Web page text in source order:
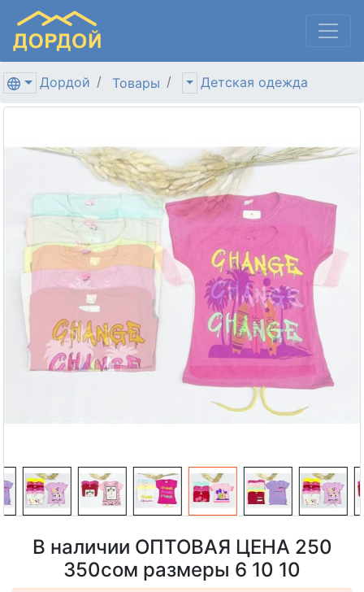
Дордой Товары Детская одежда
В наличии ОПТОВАЯ ЦЕНА 250
350сом размеры 6 10 10